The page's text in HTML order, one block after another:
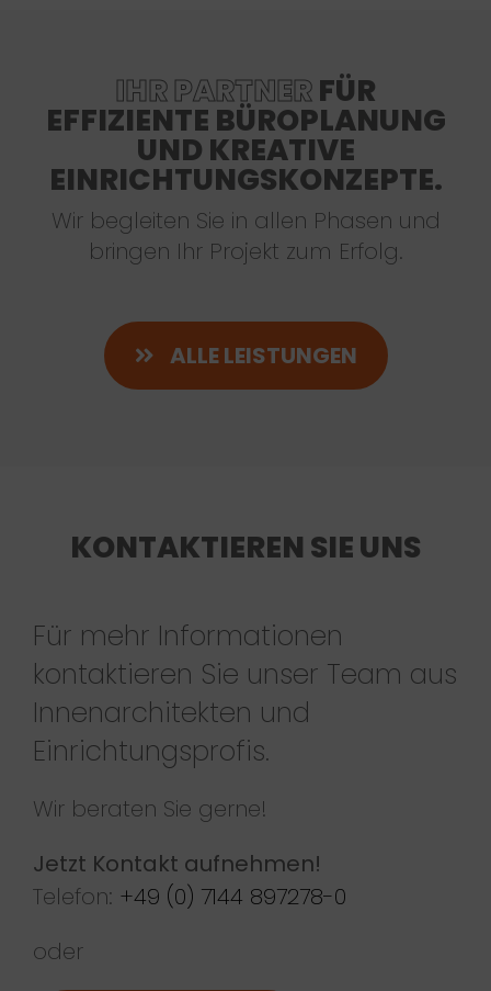
IHR PARTNERFÜR
EFFIZIENTE BÜROPLANUNG
UND KREATIVE
EINRICHTUNGSKONZEPTE.
Wir begleiten Sie in allen Phasen und
bringen Ihr Projekt zum Erfolg.
ALLE LEISTUNGEN
KONTAKTIEREN SIE UNS
Für mehr Informationen
kontaktieren Sie unser Team aus
Innenarchitekten und
Einrichtungsprofis.
Wir beraten Sie gerne!
Jetzt Kontakt aufnehmen!
Telefon: +49 (0) 7144 897278-0
oder